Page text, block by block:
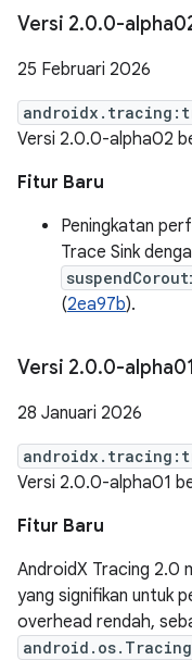
Versi 2.0.0-
25 Februari 2026
Versi 2.0.0-alpha02
Fitur Baru
Peningkatan
Trace Sink
(2ea97b).
Versi 2.0.0-alpha01
28 Januari 2026
Versi 2.0.0-alpha01
Fitur Baru
AndroidX Tracing 2.0
yang signifikan untuk
overhead rendah,
android.os.Tracing